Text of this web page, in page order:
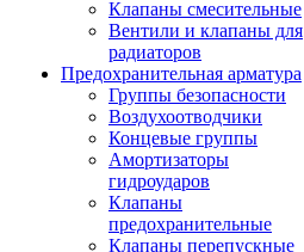
Клапаны смесительные
Вентили и клапаны для
радиаторов
Предохранительная арматура
Группы безопасности
Воздухоотводчики
Концевые группы
Амортизаторы
гидроударов
Клапаны
предохранительные
Клапаны перепускные